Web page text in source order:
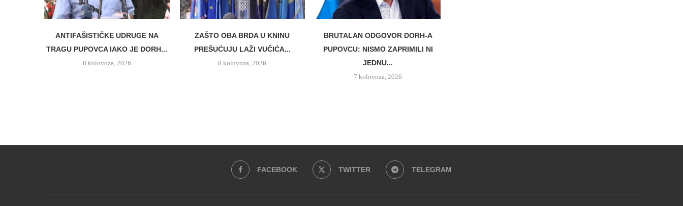
ANTIFAŠISTIČKE UDRUGE NA
TRAGU PUPOVCA IAKO JE DORH...
8 kolovoza, 2026
ZAŠTO OBA BRDA U KNINU
PREŠUĆUJU LAŽI VUČIĆA...
8 kolovoza, 2026
BRUTALAN ODGOVOR DORH-A
PUPOVCU: NISMO ZAPRIMILI NI
JEDNU...
7 kolovoza, 2026
FACEBOOK TWITTER TELEGRAM